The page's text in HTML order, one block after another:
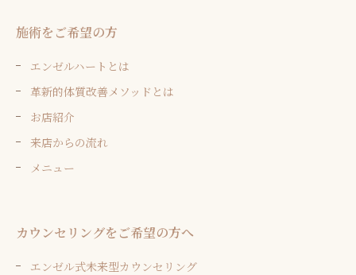
施術をご希望の方
エンゼルハートとは
革新的体質改善メソッドとは
お店紹介
来店からの流れ
メニュー
カウンセリングをご希望の方へ
エンゼル式未来型カウンセリング